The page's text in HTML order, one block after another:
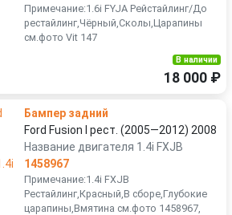
Примечание:1.6i FYJA Рейстайлинг/До
рестайлинг,Чёрный,Сколы,Царапины
см.фото Vit 147
В наличии
18 000 ₽
Бампер задний
Ford Fusion I рест. (2005—2012) 2008
Название двигателя 1.4i FXJB
1458967
Примечание:1.4i FXJB
Рестайлинг,Красный,В сборе,Глубокие
царапины,Вмятина см.фото 1458967,